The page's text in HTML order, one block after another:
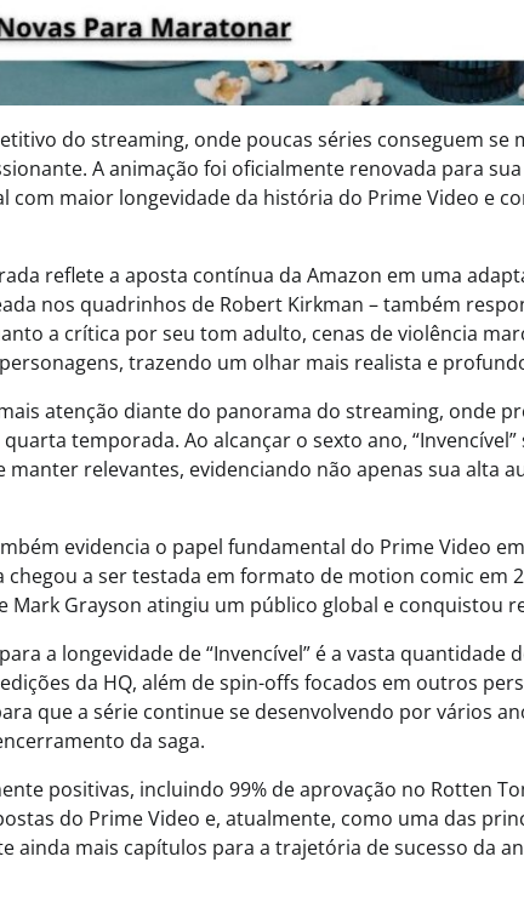
do streaming, onde poucas séries conseguem se
A animação foi oficialmente renovada para
com maior longevidade da história do Prime Video e
reflete a aposta contínua da Amazon em uma
nos quadrinhos de Robert Kirkman – também
a crítica por seu tom adulto, cenas de violência
trazendo um olhar mais realista e
atenção diante do panorama do streaming, onde
temporada. Ao alcançar o sexto ano,
manter relevantes, evidenciando não apenas sua alta
evidencia o papel fundamental do Prime Video
a ser testada em formato de motion comic em
Mark Grayson atingiu um público global e conquistou
a longevidade de “Invencível” é a vasta quantidade
da HQ, além de spin-offs focados em outros
que a série continue se desenvolvendo por vários
da saga.
positivas, incluindo 99% de aprovação no Rotten
do Prime Video e, atualmente, como uma das
ainda mais capítulos para a trajetória de sucesso da